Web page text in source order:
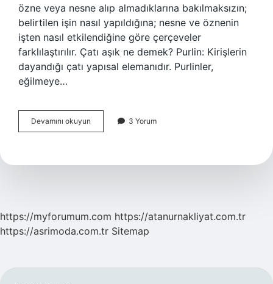
özne veya nesne alıp almadıklarına bakılmaksızın;
belirtilen işin nasıl yapıldığına; nesne ve öznenin
işten nasıl etkilendiğine göre çerçeveler
farklılaştırılır. Çatı aşık ne demek? Purlin: Kirişlerin
dayandığı çatı yapısal elemanıdır. Purlinler,
eğilmeye…
Devamını okuyun
Neye
3 Yorum
https://myforumum.com https://atanurnakliyat.com.tr
https://asrimoda.com.tr Sitemap